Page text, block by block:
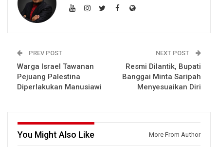
PREV POST
Warga Israel Tawanan
Pejuang Palestina
Diperlakukan Manusiawi
NEXT POST
Resmi Dilantik, Bupati
Banggai Minta Saripah
Menyesuaikan Diri
You Might Also Like More From Author